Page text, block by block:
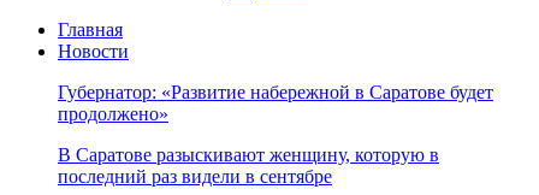
Главная
Новости
Губернатор: «Развитие набережной в Саратове будет
продолжено»
В Саратове разыскивают женщину, которую в
последний раз видели в сентябре